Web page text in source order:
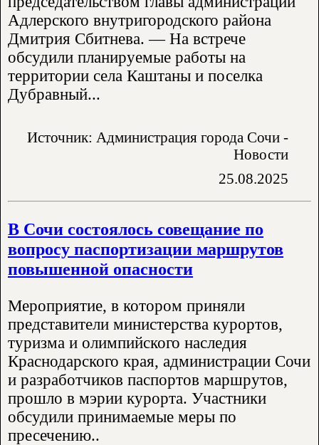
Адлерского внутригородского района
Дмитрия Сбитнева. — На встрече
обсудили планируемые работы на
территории села Каштаны и поселка
Дубравный...
Источник: Администрация города Сочи -
Новости
25.08.2025
В Сочи состоялось совещание по
вопросу паспортизации маршрутов
повышенной опасности
Мероприятие, в котором приняли
представители министерства курортов,
туризма и олимпийского наследия
Краснодарского края, администрации Сочи
и разработчиков паспортов маршрутов,
прошло в мэрии курорта. Участники
обсудили принимаемые меры по
пресечению..